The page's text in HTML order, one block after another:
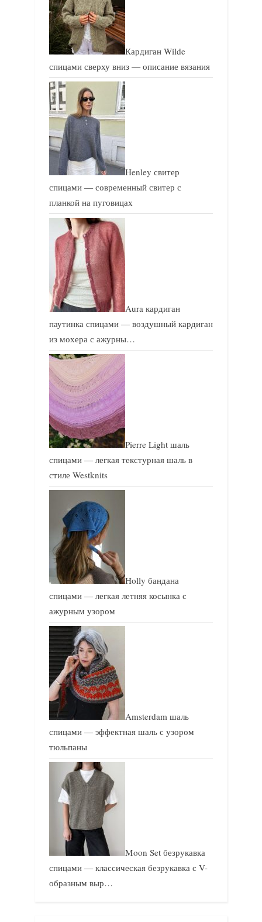
:
Кардиган Wilde
спицами сверху вниз — описание вязания
Henley свитер
спицами — современный свитер с
планкой на пуговицах
Aura кардиган
паутинка спицами — воздушный кардиган
из мохера с ажурны…
Pierre Light шаль
спицами — легкая текстурная шаль в
стиле Westknits
Holly бандана
спицами — легкая летняя косынка с
ажурным узором
Amsterdam шаль
спицами — эффектная шаль с узором
тюльпаны
Moon Set безрукавка
спицами — классическая безрукавка с V-
образным выр…